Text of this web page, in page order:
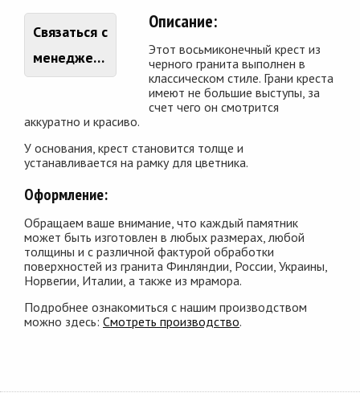
Связаться с
менеджером
Описание:
Этот восьмиконечный крест из
черного гранита выполнен в
классическом стиле. Грани креста
имеют не большие выступы, за
счет чего он смотрится
аккуратно и красиво.
У основания, крест становится толще и
устанавливается на рамку для цветника.
Оформление:
Обращаем ваше внимание, что каждый памятник
может быть изготовлен в любых размерах, любой
толщины и с различной фактурой обработки
поверхностей из гранита Финляндии, России, Украины,
Норвегии, Италии, а также из мрамора.
Подробнее ознакомиться с нашим производством
можно здесь: Смотреть производство.